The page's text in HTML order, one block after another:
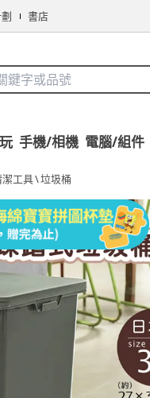
書店
手機/相機 電腦/組件
潔工具\垃圾桶